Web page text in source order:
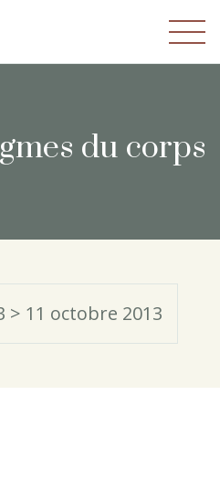
du corps
> 11 octobre 2013